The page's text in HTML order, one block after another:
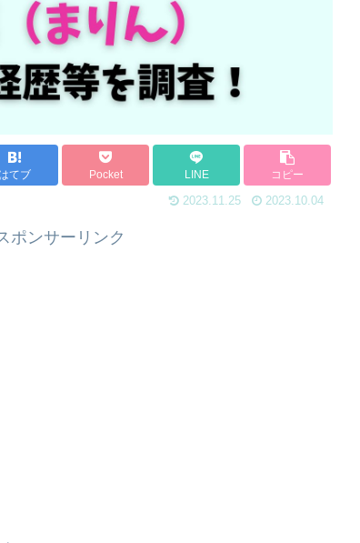
てブ Pocket LINE コピー
2023.11.25 2023.10.04
ポンサーリンク